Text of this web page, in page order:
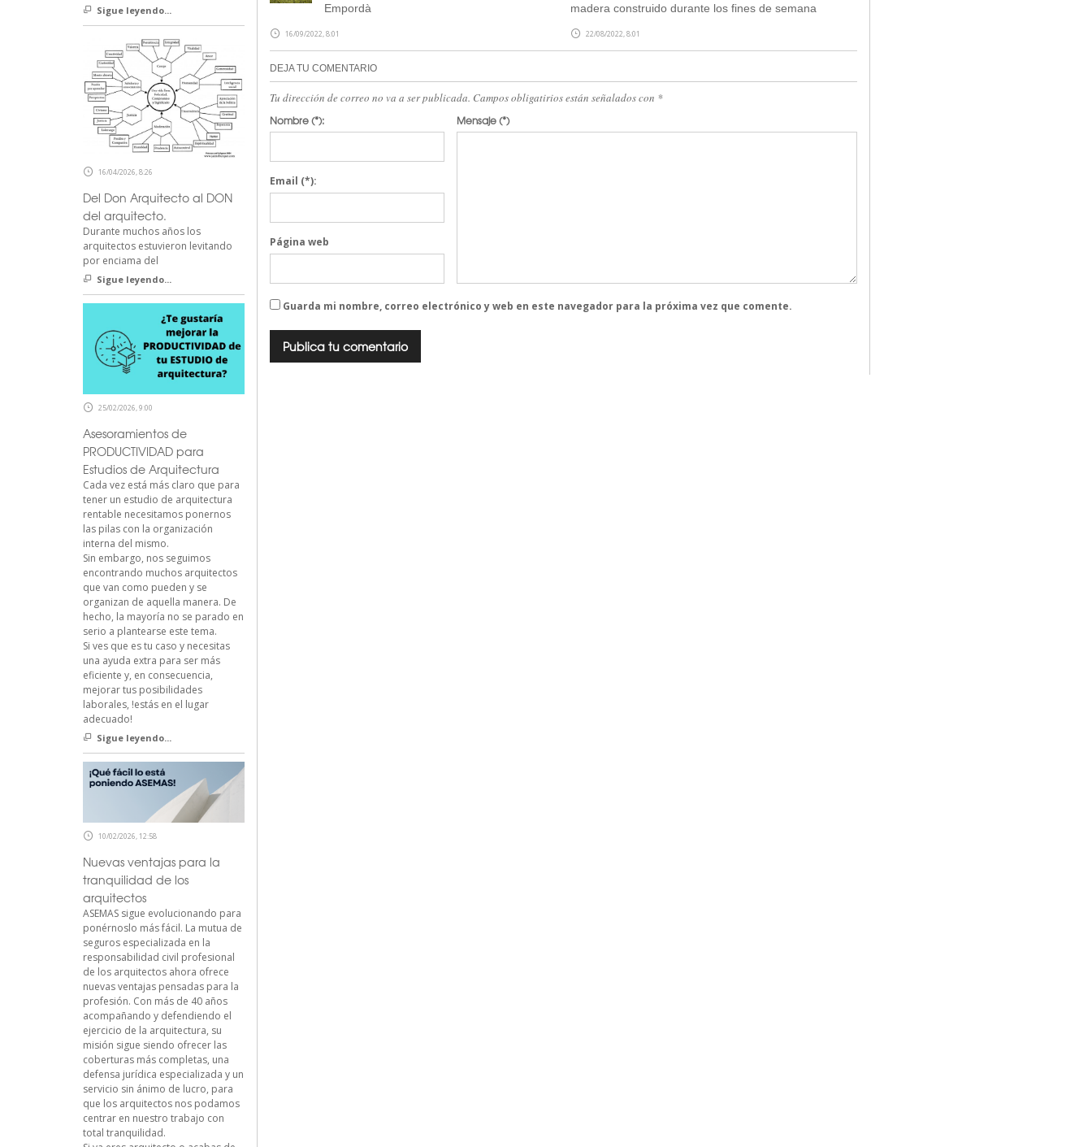
Empordà
16/09/2022, 8:01
madera construido durante los fines de semana
22/08/2022, 8:01
DEJA TU COMENTARIO
Tu dirección de correo no va a ser publicada. Campos obligatirios están señalados con *
Mensaje(*)
Nombre(*):
Email (*):
Página web
Guarda mi nombre, correo electrónico y web en este navegador para la próxima vez que comente.
Sigue leyendo...
16/04/2026, 8:26
Del Don Arquitecto al DON
del arquitecto.
Durante muchos años los
arquitectos estuvieron levitando
por enciama del
Sigue leyendo...
25/02/2026, 9:00
Asesoramientos de
PRODUCTIVIDAD para
Estudios de Arquitectura
Cada vez está más claro que para
tener un estudio de arquitectura
rentable necesitamos ponernos
las pilas con la organización
interna del mismo.
Sin embargo, nos seguimos
encontrando muchos arquitectos
que van como pueden y se
organizan de aquella manera. De
hecho, la mayoría no se parado en
serio a plantearse este tema.
Si ves que es tu caso y necesitas
una ayuda extra para ser más
eficiente y, en consecuencia,
mejorar tus posibilidades
laborales, !estás en el lugar
adecuado!
Sigue leyendo...
10/02/2026, 12:58
Nuevas ventajas para la
tranquilidad de los
arquitectos
ASEMAS sigue evolucionando para
ponérnoslo más fácil. La mutua de
seguros especializada en la
responsabilidad civil profesional
de los arquitectos ahora ofrece
nuevas ventajas pensadas para la
profesión. Con más de 40 años
acompañando y defendiendo el
ejercicio de la arquitectura, su
misión sigue siendo ofrecer las
coberturas más completas, una
defensa jurídica especializada y un
servicio sin ánimo de lucro, para
que los arquitectos nos podamos
centrar en nuestro trabajo con
total tranquilidad.